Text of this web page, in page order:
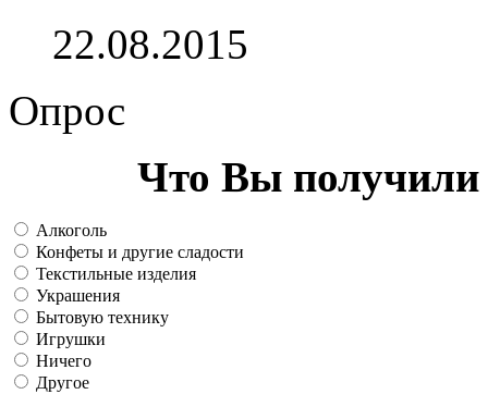
22.08.2015
Опрос
Что Вы получили
Алкоголь
Конфеты и другие сладости
Текстильные изделия
Украшения
Бытовую технику
Игрушки
Ничего
Другое